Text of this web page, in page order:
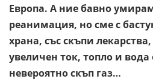
Европа. А ние бавно
реанимация, но сме с
храна, със скъпи
увеличен ток, топло и вода
невероятно скъп газ…